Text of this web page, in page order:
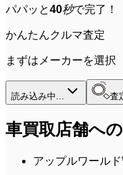
パパッと40秒で完了！
かんたんクルマ査定
まずはメーカーを選択
読み込み中... 査
車買取店舗への
アップルワール